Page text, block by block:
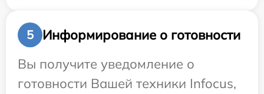
5
Информирование о готовности
Вы получите уведомление о
готовности Вашей техники Infocus,